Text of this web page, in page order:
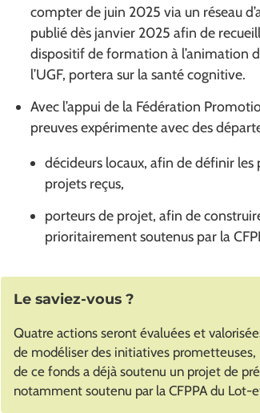
compter de juin 2025 via un réseau
publié dès janvier 2025 afin de
dispositif de formation à l’animation
l’UGF, portera sur la santé cognitive.
Avec l’appui de la Fédération
preuves expérimente avec des
décideurs locaux, afin de définir
projets reçus,
porteurs de projet, afin de
prioritairement soutenus par la
Le saviez-vous ?
Quatre actions seront évaluées et
de modéliser des initiatives prometteuses,
de ce fonds a déjà soutenu un projet de
notamment soutenu par la CFPPA du Lot-